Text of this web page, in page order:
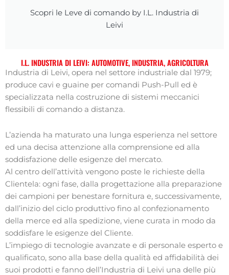
Scopri le Leve di comando by I.L. Industria di
Leivi
I.L. INDUSTRIA DI LEIVI: AUTOMOTIVE, INDUSTRIA, AGRICOLTURA
Industria di Leivi, opera nel settore industriale dal 1979;
produce cavi e guaine per comandi Push-Pull ed è
specializzata nella costruzione di sistemi meccanici
flessibili di comando a distanza.
L’azienda ha maturato una lunga esperienza nel settore
ed una decisa attenzione alla comprensione ed alla
soddisfazione delle esigenze del mercato.
Al centro dell’attività vengono poste le richieste della
Clientela: ogni fase, dalla progettazione alla preparazione
dei campioni per benestare fornitura e, successivamente,
dall’inizio del ciclo produttivo fino al confezionamento
della merce ed alla spedizione, viene curata in modo da
soddisfare le esigenze del Cliente.
L’impiego di tecnologie avanzate e di personale esperto e
qualificato, sono alla base della qualità ed affidabilità dei
suoi prodotti e fanno dell’Industria di Leivi una delle più